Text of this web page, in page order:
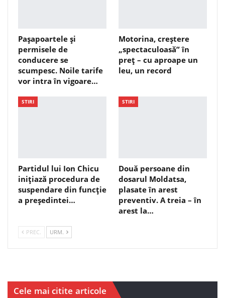
Pașapoartele și
permisele de
conducere se
scumpesc. Noile tarife
vor intra în vigoare…
Motorina, creștere
„spectaculoasă” în
preț – cu aproape un
leu, un record
STIRI
Partidul lui Ion Chicu
inițiază procedura de
suspendare din funcție
a președintei…
STIRI
Două persoane din
dosarul Moldatsa,
plasate în arest
preventiv. A treia – în
arest la…
PREC. URM.
Cele mai citite articole